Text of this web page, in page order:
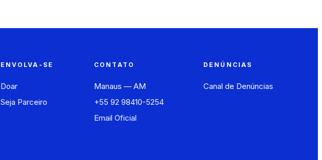
ENVOLVA-SE
Doar
Seja Parceiro
CONTATO
Manaus — AM
+55 92 98410-5254
Email Oficial
DENÚNCIAS
Canal de Denúncias